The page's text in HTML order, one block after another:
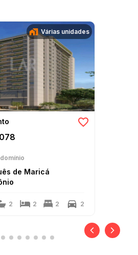
Várias unidades
de Maricá
2 2 2 2